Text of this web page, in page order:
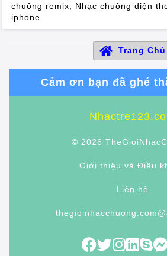
chuông remix
Nhạc chuông điện
iphone
Trang Chủ
Cảm ơn bạn đã ghé
© 2026
Giới thiệu và Điều
Liên hệ